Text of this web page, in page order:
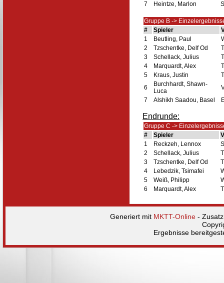
7
Heintze, Marlon
Gruppe B ->
#
Spieler
1
Beutling, Paul
2
Tzschentke, Delf Od
3
Schellack, Julius
4
Marquardt, Alex
5
Kraus, Justin
6
Burchhardt, Shawn-
Luca
7
Alshikh Saadou, Basel
Endrunde:
Gruppe C ->
#
Spieler
1
Reckzeh, Lennox
2
Schellack, Julius
3
Tzschentke, Delf Od
4
Lebedzik, Tsimafei
5
Weiß, Philipp
6
Marquardt, Alex
Generiert mit MKTT-Online -
Ergebnisse